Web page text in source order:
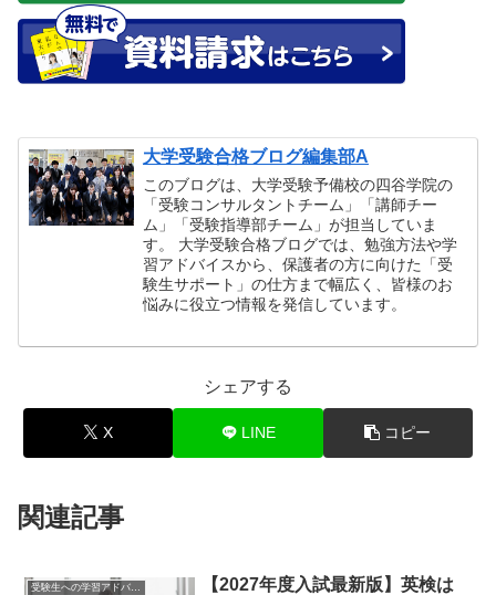
大学受験合格ブログ編集部A
このブログは、大学受験予備校の四谷学院の
「受験コンサルタントチーム」「講師チー
ム」「受験指導部チーム」が担当していま
す。 大学受験合格ブログでは、勉強方法や学
習アドバイスから、保護者の方に向けた「受
験生サポート」の仕方まで幅広く、皆様のお
悩みに役立つ情報を発信しています。
シェアする
X LINE コピー
関連記事
受験生への学習アドバイス
【2027年度入試最新版】英検は